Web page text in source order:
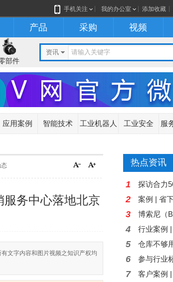
手机关注 我的办公室 添加收藏
产品 采购 视频
部件
资讯
应用案例 智能技术 工业机器人 工业安全 服
务中心落地北京
文字内容和图片视频之知识产权均
热点资讯
1
2
3
4
5
6
7